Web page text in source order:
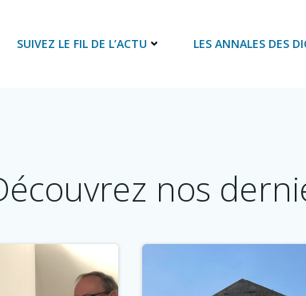
SUIVEZ LE FIL DE L’ACTU LES ANNALES DES
nos